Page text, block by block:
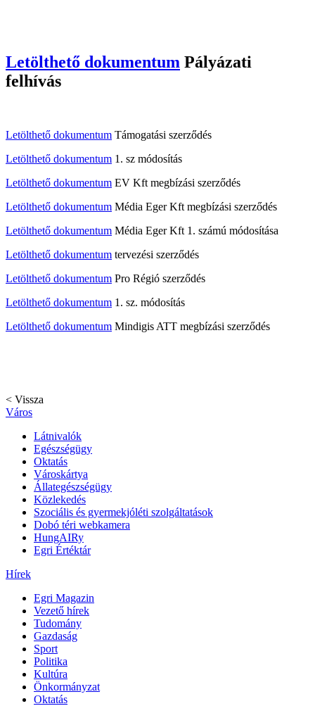
Letölthető dokumentum Pályázati
felhívás
Letölthető dokumentum Támogatási szerződés
Letölthető dokumentum 1. sz módosítás
Letölthető dokumentum EV Kft megbízási szerződés
Letölthető dokumentum Média Eger Kft megbízási szerződés
Letölthető dokumentum Média Eger Kft 1. számú módosítása
Letölthető dokumentum tervezési szerződés
Letölthető dokumentum Pro Régió szerződés
Letölthető dokumentum 1. sz. módosítás
Letölthető dokumentum Mindigis ATT megbízási szerződés
< Vissza
Város
Látnivalók
Egészségügy
Oktatás
Városkártya
Állategészségügy
Közlekedés
Szociális és gyermekjóléti szolgáltatások
Dobó téri webkamera
HungAIRy
Egri Értéktár
Hírek
Egri Magazin
Vezető hírek
Tudomány
Gazdaság
Sport
Politika
Kultúra
Önkormányzat
Oktatás